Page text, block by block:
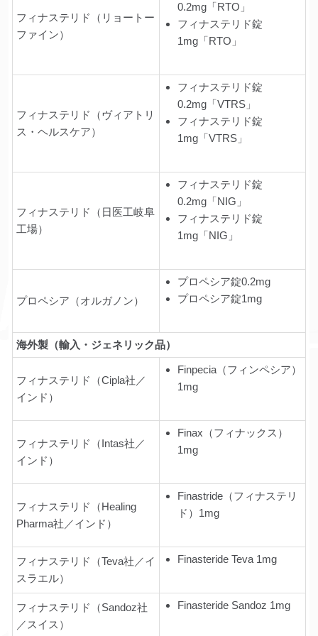
フィナステリド（リョートー
ファイン）
0.2mg「RTO」
フィナステリド錠
1mg「RTO」
フィナステリド（ヴィアトリ
ス・ヘルスケア）
フィナステリド錠
0.2mg「VTRS」
フィナステリド錠
1mg「VTRS」
フィナステリド（日医工岐阜
工場）
フィナステリド錠
0.2mg「NIG」
フィナステリド錠
1mg「NIG」
プロペシア（オルガノン）
プロペシア錠0.2mg
プロペシア錠1mg
海外製（輸入・ジェネリック品）
フィナステリド（Cipla社／
インド）
Finpecia（フィンペシア）
1mg
フィナステリド（Intas社／
インド）
Finax（フィナックス）
1mg
フィナステリド（Healing
Pharma社／インド）
Finastride（フィナステリ
ド）1mg
フィナステリド（Teva社／イ
スラエル）
Finasteride Teva 1mg
フィナステリド（Sandoz社
／スイス）
Finasteride Sandoz 1mg